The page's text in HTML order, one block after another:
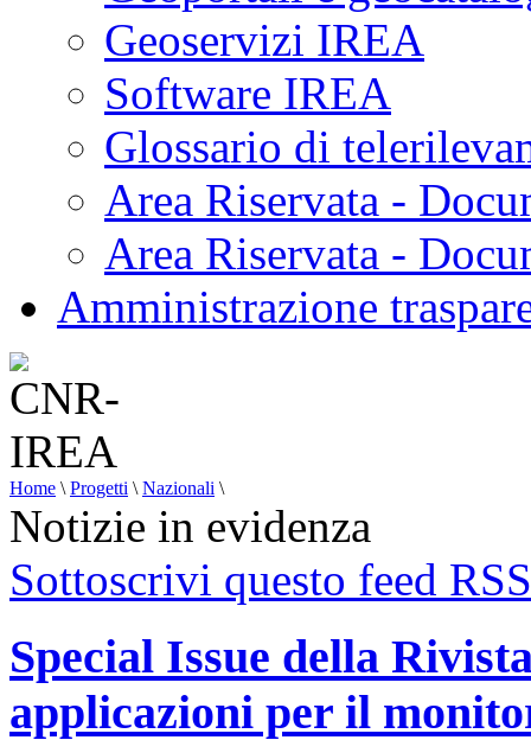
Geoservizi IREA
Software IREA
Glossario di
Area Riservata -
Area Riservata -
Amministrazione
Home \ Progetti \ Nazionali \
Notizie in evidenza
Sottoscrivi questo feed RSS
Special Issue della
applicazioni per il